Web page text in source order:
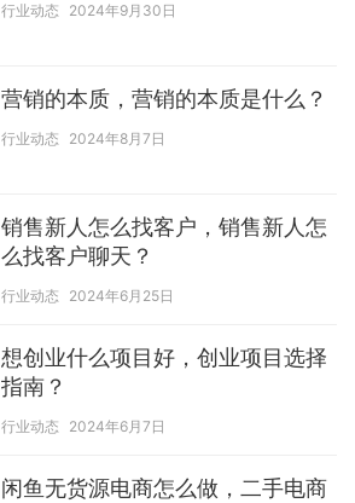
行业动态 2024年9月30日
营销的本质，营销的本质是什么？
行业动态 2024年8月7日
销售新人怎么找客户，销售新人怎
么找客户聊天？
行业动态 2024年6月25日
想创业什么项目好，创业项目选择
指南？
行业动态 2024年6月7日
闲鱼无货源电商怎么做，二手电商